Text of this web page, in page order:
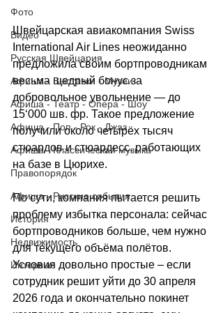
Фото
Видео
Русская Швейцария
Афиша - Выставки - Музеи
Афиша - Театр - Опера - Шоу
Афиша - Поп - Рок - Джаз
Афиша - Классическая музыка
Правопорядок
Афиша - Русские события
История
Недвижимость
Интервью
Швейцарская авиакомпания Swiss
International Air Lines неожиданно
предложила своим бортпроводникам
весьма щедрый бонус за
добровольное увольнение — до
15‘000 шв. фр. Такое предложение
получили около четырёх тысяч
стюардов и стюардесс, работающих
на базе в Цюрихе.
По сути, компания пытается решить
проблему избытка персонала: сейчас
бортпроводников больше, чем нужно
для текущего объёма полётов.
Условия довольно простые – если
сотрудник решит уйти до 30 апреля
2026 года и окончательно покинет